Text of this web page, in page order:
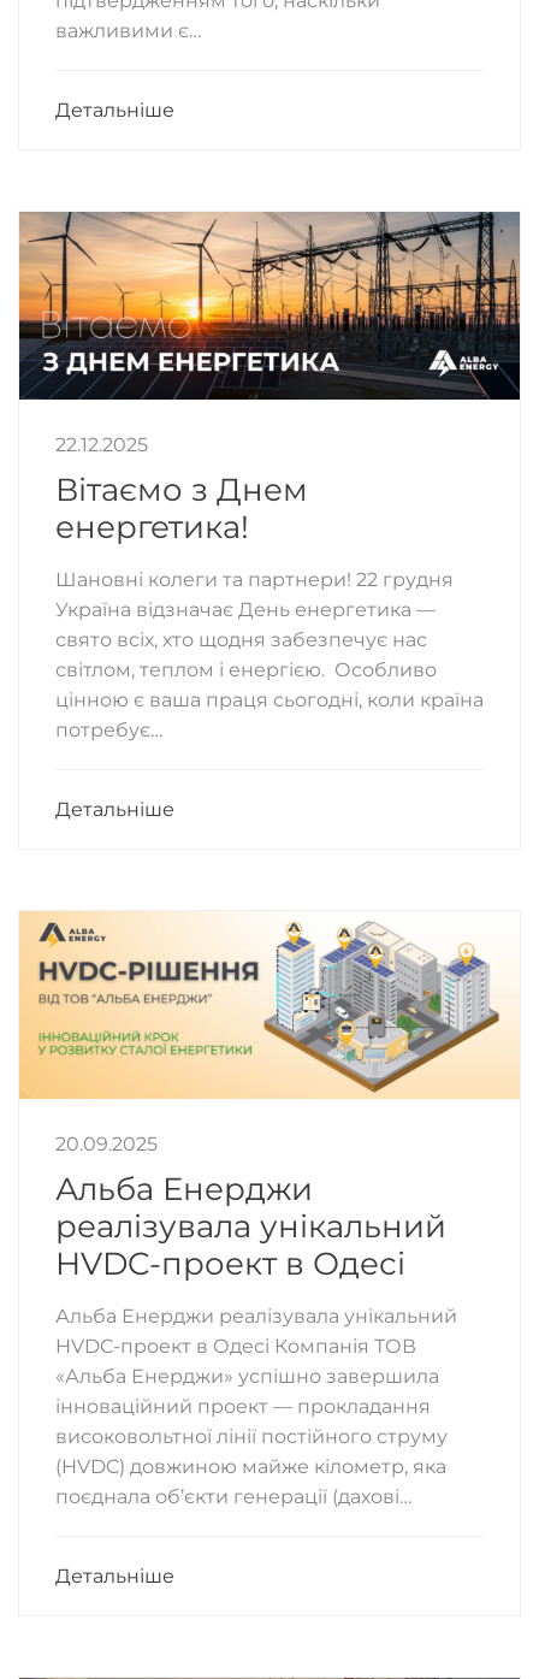
важливими є…
Детальніше
22.12.2025
Вітаємо з Днем
енергетика!
Шановні колеги та партнери! 22 грудня
Україна відзначає День енергетика —
свято всіх, хто щодня забезпечує нас
світлом, теплом і енергією. Особливо
цінною є ваша праця сьогодні, коли країна
потребує…
Детальніше
20.09.2025
Альба Енерджи
реалізувала унікальний
HVDC-проект в Одесі
Альба Енерджи реалізувала унікальний
HVDC-проект в Одесі Компанія ТОВ
«Альба Енерджи» успішно завершила
інноваційний проект — прокладання
високовольтної лінії постійного струму
(HVDC) довжиною майже кілометр, яка
поєднала об’єкти генерації (дахові…
Детальніше